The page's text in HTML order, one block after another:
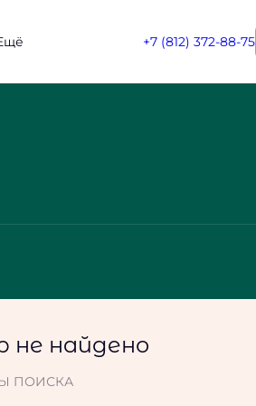
+7 (812) 372-88-75
не найдено
ПОИСКА